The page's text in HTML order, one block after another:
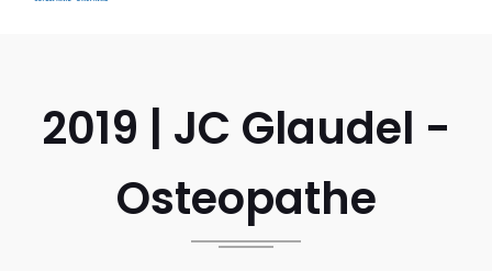
2019 | JC Glaudel -
Osteopathe